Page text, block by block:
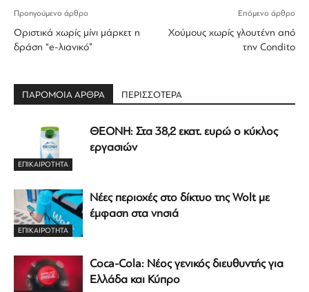
Προηγούμενο άρθρο
Οριστικά χωρίς μίνι μάρκετ η
δράση “e-λιανικό”
Επόμενο άρθρο
Χούμους χωρίς γλουτένη από
την Condito
ΠΑΡΟΜΟΙΑ ΑΡΘΡΑ ΠΕΡΙΣΣΟΤΕΡΑ
ΕΠΙΚΑΙΡΟΤΗΤΑ
ΘΕΟΝΗ: Στα 38,2 εκατ. ευρώ ο κύκλος
εργασιών
ΕΠΙΚΑΙΡΟΤΗΤΑ
Νέες περιοχές στο δίκτυο της Wolt με
έμφαση στα νησιά
Coca-Cola: Νέος γενικός διευθυντής για
Ελλάδα και Κύπρο